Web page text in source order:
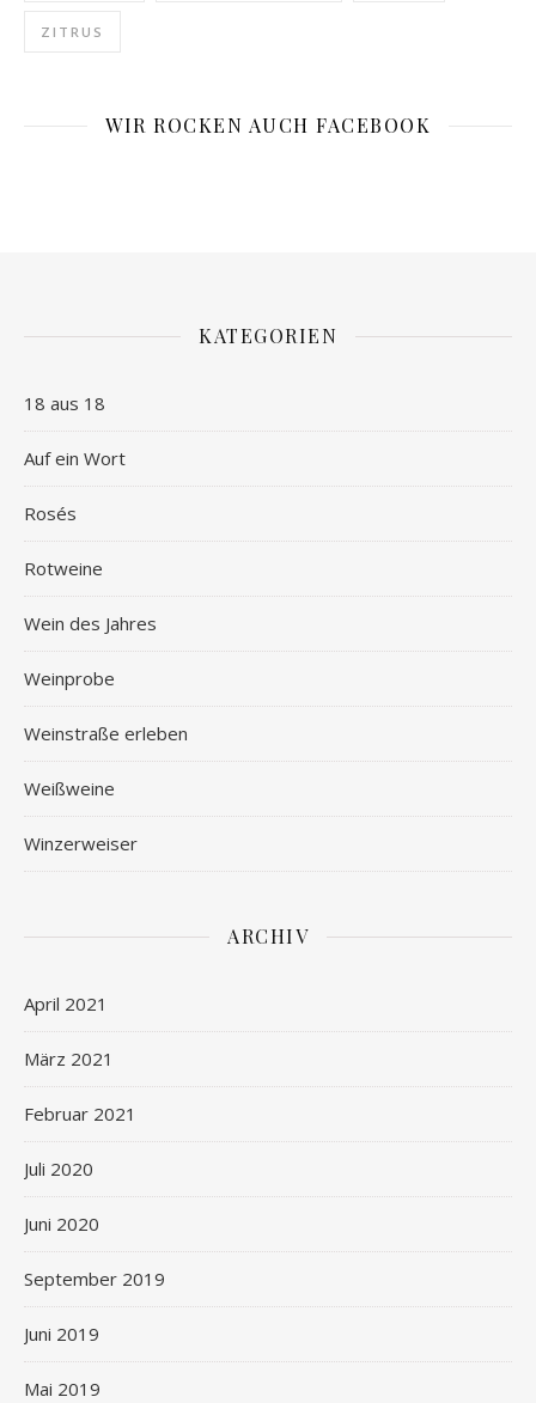
ZITRUS
WIR ROCKEN AUCH FACEBOOK
KATEGORIEN
18 aus 18
Auf ein Wort
Rosés
Rotweine
Wein des Jahres
Weinprobe
Weinstraße erleben
Weißweine
Winzerweiser
ARCHIV
April 2021
März 2021
Februar 2021
Juli 2020
Juni 2020
September 2019
Juni 2019
Mai 2019